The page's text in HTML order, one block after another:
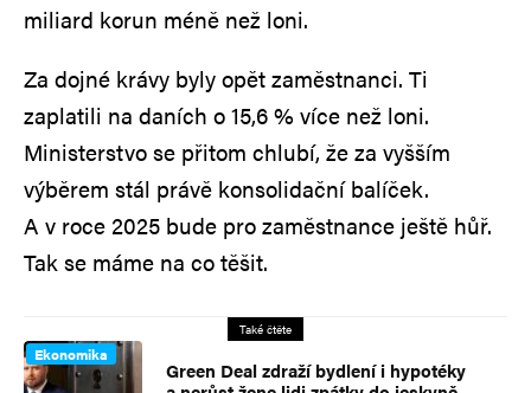
miliard korun méně než loni.
Za dojné krávy byly opět zaměstnanci. Ti
zaplatili na daních o 15,6 % více než loni.
Ministerstvo se přitom chlubí, že za vyšším
výběrem stál právě konsolidační balíček.
A v roce 2025 bude pro zaměstnance ještě hůř.
Tak se máme na co těšit.
Také čtěte
Ekonomika
Green Deal zdraží bydlení i hypotéky